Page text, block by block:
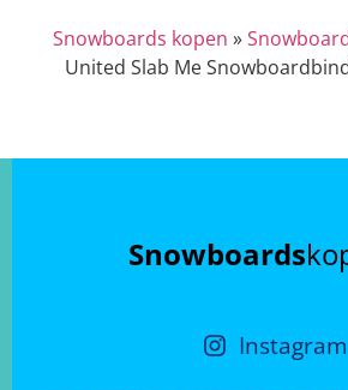
Snowboards kopen »
United Slab Me
Snowboards
Instagram